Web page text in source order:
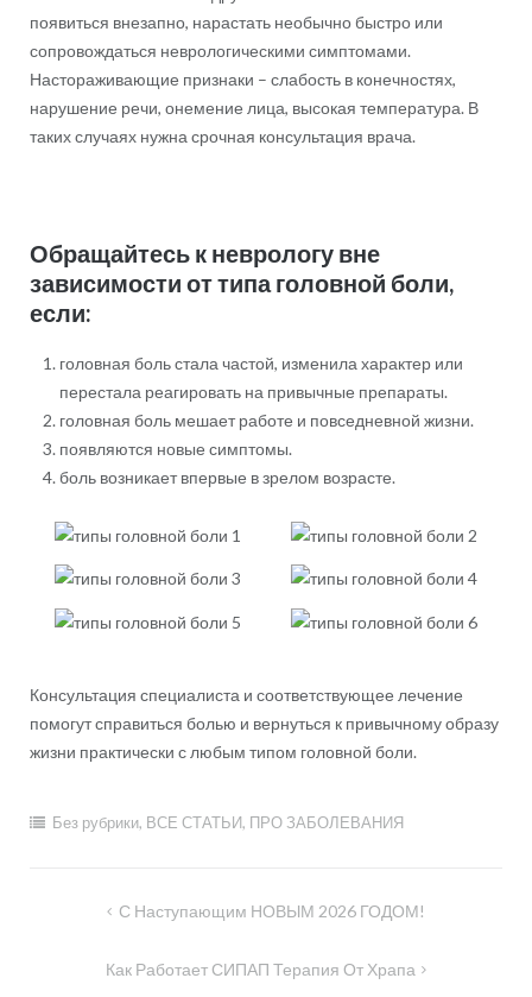
появиться внезапно, нарастать необычно быстро или
сопровождаться неврологическими симптомами.
Настораживающие признаки – слабость в конечностях,
нарушение речи, онемение лица, высокая температура. В
таких случаях нужна срочная консультация врача.
Обращайтесь к неврологу вне
зависимости от типа головной боли,
если:
головная боль стала частой, изменила характер или
перестала реагировать на привычные препараты.
головная боль мешает работе и повседневной жизни.
появляются новые симптомы.
боль возникает впервые в зрелом возрасте.
Консультация специалиста и соответствующее лечение
помогут справиться болью и вернуться к привычному образу
жизни практически с любым типом головной боли.
Без рубрики, ВСЕ СТАТЬИ, ПРО ЗАБОЛЕВАНИЯ
Навигация
записям
С Наступающим НОВЫМ 2026 ГОДОМ!
Как Работает СИПАП Терапия От Храпа